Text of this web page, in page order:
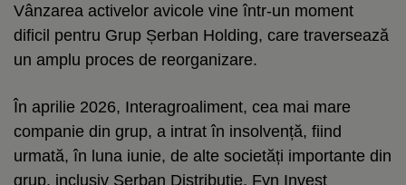
Vânzarea activelor avicole vine într-un moment
dificil pentru Grup Șerban Holding, care traversează
un amplu proces de reorganizare.
În aprilie 2026, Interagroaliment, cea mai mare
companie din grup, a intrat în insolvență, fiind
urmată, în luna iunie, de alte societăți importante din
grup, inclusiv Șerban Distribuție, Fyn Invest